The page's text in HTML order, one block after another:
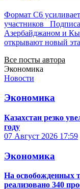
Формат С6
участников
Азербайджаном и
открывают новый
Все посты автора
Экономика
Новости
Экономика
Казахстан резко
году
07 Август 2026 17:59
Экономика
На освобожденных
реализовано 340